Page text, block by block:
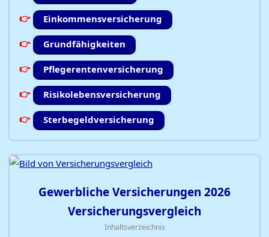
Einkommensversicherung
Grundfähigkeiten
Pflegerentenversicherung
Risikolebensversicherung
Sterbegeldversicherung
Gewerbliche Versicherungen 2026
Versicherungsvergleich
Inhaltsverzeichnis